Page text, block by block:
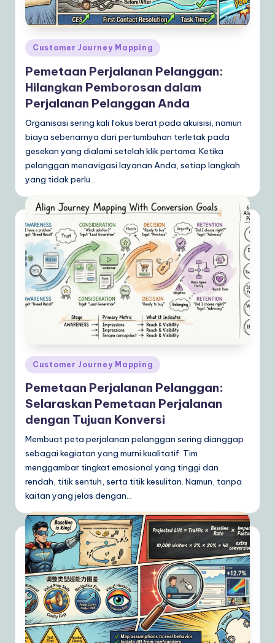
Posted
in
Customer Journey Mapping
Pemetaan Perjalanan Pelanggan:
Hilangkan Pemborosan dalam
Perjalanan Pelanggan Anda
Organisasi sering kali fokus berat pada akuisisi, namun
biaya sebenarnya dari pertumbuhan terletak pada
gesekan yang dialami setelah klik pertama. Ketika
pelanggan menavigasi layanan Anda, setiap langkah
yang tidak perlu…
Posted
in
Customer Journey Mapping
Pemetaan Perjalanan Pelanggan:
Selaraskan Pemetaan Perjalanan
dengan Tujuan Konversi
Membuat peta perjalanan pelanggan sering dianggap
sebagai kegiatan yang murni kualitatif. Tim
menggambar tingkat emosional yang tinggi dan
rendah, titik sentuh, serta titik kesulitan. Namun, tanpa
kaitan yang jelas dengan…